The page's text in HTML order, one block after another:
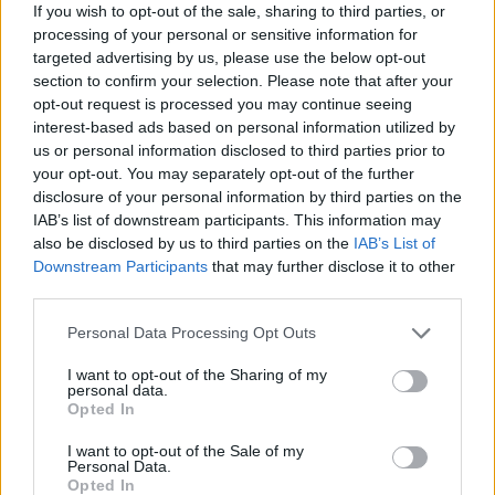
If you wish to opt-out of the sale, sharing to third parties, or
processing of your personal or sensitive information for
targeted advertising by us, please use the below opt-out
section to confirm your selection. Please note that after your
opt-out request is processed you may continue seeing
interest-based ads based on personal information utilized by
us or personal information disclosed to third parties prior to
your opt-out. You may separately opt-out of the further
disclosure of your personal information by third parties on the
IAB’s list of downstream participants. This information may
also be disclosed by us to third parties on the IAB’s List of
Downstream Participants that may further disclose it to other
Personal Data Processing Opt Outs
I want to opt-out of the Sharing of my
personal data.
Opted In
I want to opt-out of the Sale of my
Personal Data.
Opted In
Voir la vidéo de «Without You»
Clip vidéo
Concert/Live
Commentaires
Dire «merci» pour cette traduction Corriger une erreur